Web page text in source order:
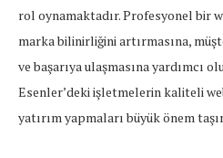
rol oynamaktadır. Profesyonel bir
marka bilinirliğini artırmasına,
ve başarıya ulaşmasına yardımcı
Esenler’deki işletmelerin kaliteli
yatırım yapmaları büyük önem